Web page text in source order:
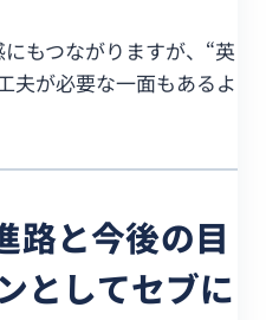
もつながりますが、“英
夫が必要な一面もあるよ
路と今後の目
としてセブに